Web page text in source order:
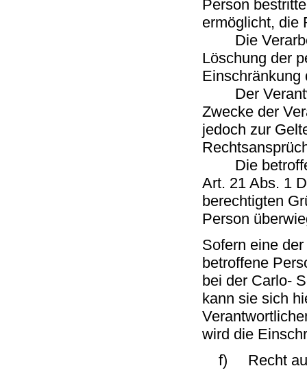
Person
ermöglicht, die
Die
Löschung der
Einschränkung
Der
Zwecke der
jedoch zur
Die
Art. 21 Abs. 1
berechtigten
Person
Sofern eine
betroffene
bei der Carlo-
kann sie sich
wird die
f) Recht auf